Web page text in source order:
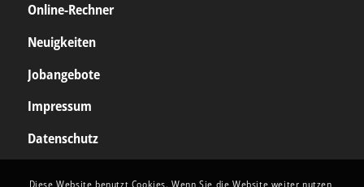
Online-Rechner
Neuigkeiten
Jobangebote
Impressum
Datenschutz
Diese Website benutzt Cookies. Wenn Sie die Website weiter nutzen,